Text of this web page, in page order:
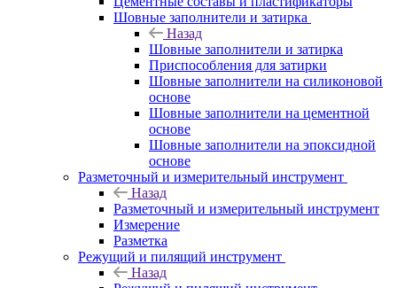
Шовные заполнители и затирка
Назад
Шовные заполнители и затирка
Приспособления для затирки
Шовные заполнители на силиконовой
основе
Шовные заполнители на цементной
основе
Шовные заполнители на эпоксидной
основе
Разметочный и измерительный инструмент
Назад
Разметочный и измерительный инструмент
Измерение
Разметка
Режущий и пилящий инструмент
Назад